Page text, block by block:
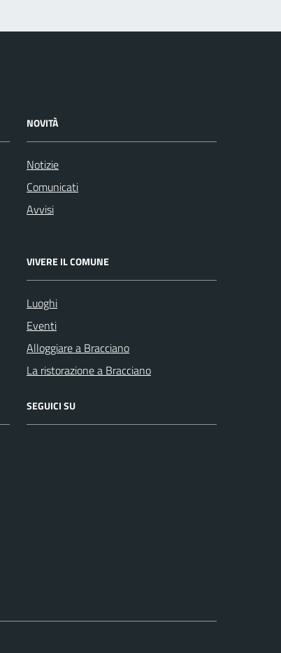
NOVITÀ
Notizie
Comunicati
Avvisi
VIVERE IL COMUNE
Luoghi
Eventi
Alloggiare a Bracciano
La ristorazione a Bracciano
SEGUICI SU